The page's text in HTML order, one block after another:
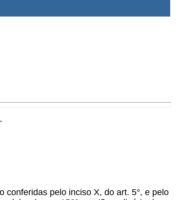
conferidas pelo inciso X, do art. 5°, e pelo